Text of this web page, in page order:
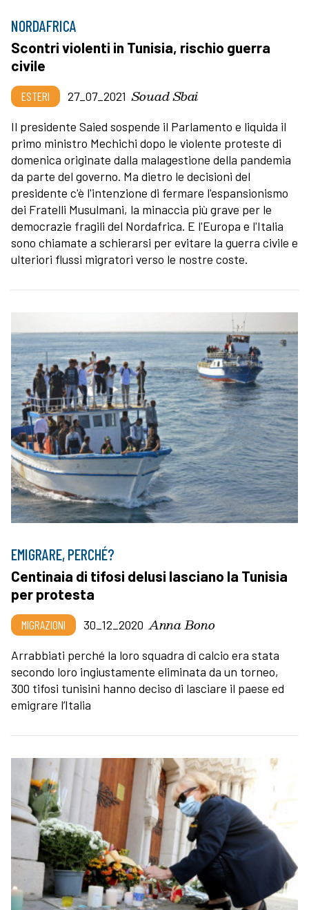
NORDAFRICA
Scontri violenti in Tunisia, rischio guerra
civile
ESTERI 27_07_2021 Souad Sbai
Il presidente Saied sospende il Parlamento e liquida il
primo ministro Mechichi dopo le violente proteste di
domenica originate dalla malagestione della pandemia
da parte del governo. Ma dietro le decisioni del
presidente c'è l'intenzione di fermare l'espansionismo
dei Fratelli Musulmani, la minaccia più grave per le
democrazie fragili del Nordafrica. E l'Europa e l'Italia
sono chiamate a schierarsi per evitare la guerra civile e
ulteriori flussi migratori verso le nostre coste.
EMIGRARE, PERCHÉ?
Centinaia di tifosi delusi lasciano la Tunisia
per protesta
MIGRAZIONI 30_12_2020 Anna Bono
Arrabbiati perché la loro squadra di calcio era stata
secondo loro ingiustamente eliminata da un torneo,
300 tifosi tunisini hanno deciso di lasciare il paese ed
emigrare l’Italia